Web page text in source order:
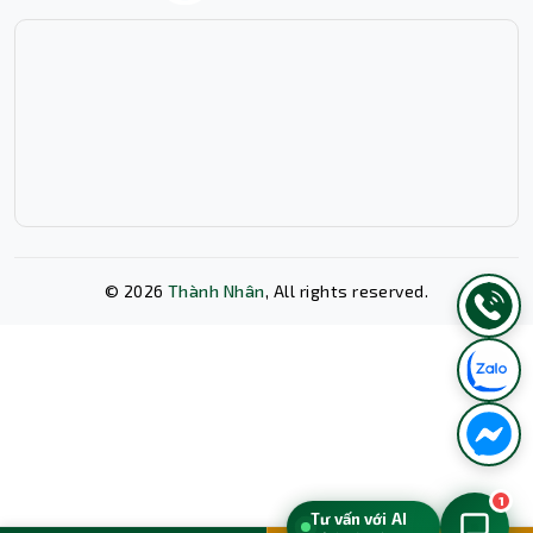
Kỹ thuật viên sửa chữa laptop tại cửa hàng,
© 2026 Thành Nhân, All rights reserved.
Tư vấn với AI
1